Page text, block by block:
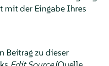
mit der Eingabe Ihres
Beitrag zu dieser